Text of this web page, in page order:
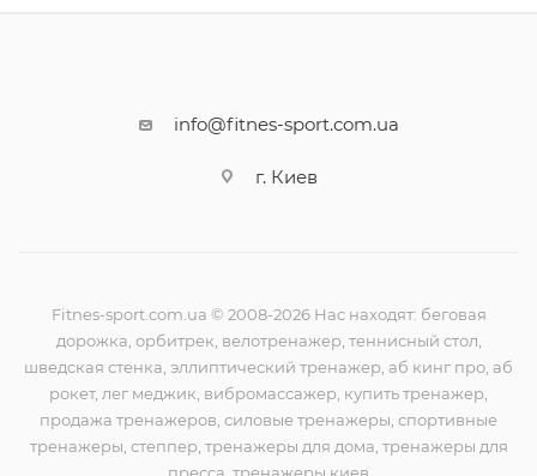
info@fitnes-sport.com.ua
г. Киев
Fitnes-sport.com.ua © 2008-2026 Нас находят: беговая
дорожка, орбитрек, велотренажер, теннисный стол,
шведская стенка, эллиптический тренажер, аб кинг про, аб
рокет, лег меджик, вибромассажер, купить тренажер,
продажа тренажеров, силовые тренажеры, спортивные
тренажеры, степпер, тренажеры для дома, тренажеры для